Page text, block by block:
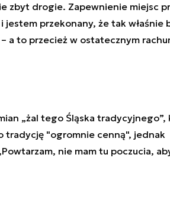
zbyt drogie. Zapewnienie miejsc
przekonany, że tak właśnie
a to przecież w ostatecznym
„żal tego Śląska
tradycję "ogromnie cenną", jednak
nie mam tu poczucia,